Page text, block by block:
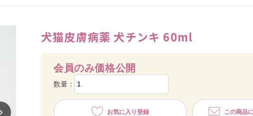
犬猫皮膚病薬 犬チンキ 60ml
会員のみ価格公開
数量：
お気に入り登録 この商品